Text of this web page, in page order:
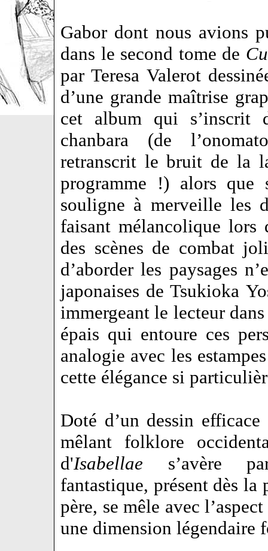
Gabor dont nous avions
dans le second tome de
par Teresa Valerot
d’une grande maîtrise
cet album qui s’inscrit
chanbara (de
retranscrit le bruit de la
programme !) alors que
souligne à merveille les
faisant mélancolique lors
des scènes de combat
d’aborder les paysages
japonaises de Tsukioka
immergeant le lecteur
épais qui entoure ces
analogie avec les
cette élégance si
Doté d’un dessin
mêlant folklore
d'Isabellae s’avère
fantastique, présent dès la
père, se mêle avec
une dimension